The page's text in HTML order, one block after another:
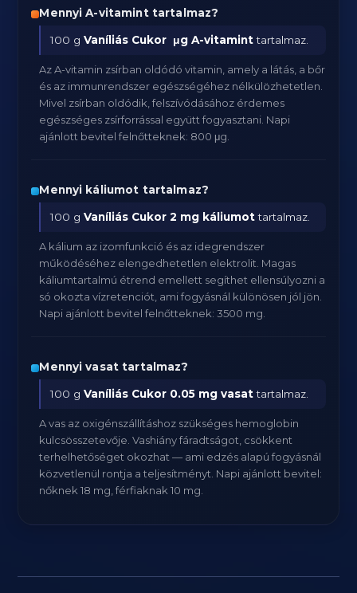
Mennyi A-vitamint tartalmaz?
100 gVaníliás Cukor μg A-vitaminttartalmaz.
Az A-vitamin zsírban oldódó vitamin, amely a látás, a bőr
és az immunrendszer egészségéhez nélkülözhetetlen.
Mivel zsírban oldódik, felszívódásához érdemes
egészséges zsírforrással együtt fogyasztani. Napi
ajánlott bevitel felnőtteknek: 800 μg.
Mennyi káliumot tartalmaz?
100 gVaníliás Cukor 2 mg káliumottartalmaz.
A kálium az izomfunkció és az idegrendszer
működéséhez elengedhetetlen elektrolit. Magas
káliumtartalmú étrend emellett segíthet ellensúlyozni a
só okozta vízretenciót, ami fogyásnál különösen jól jön.
Napi ajánlott bevitel felnőtteknek: 3500 mg.
Mennyi vasat tartalmaz?
100 gVaníliás Cukor 0.05 mg vasattartalmaz.
A vas az oxigénszállításhoz szükséges hemoglobin
kulcsösszetevője. Vashiány fáradtságot, csökkent
terhelhetőséget okozhat — ami edzés alapú fogyásnál
közvetlenül rontja a teljesítményt. Napi ajánlott bevitel:
nőknek 18 mg, férfiaknak 10 mg.